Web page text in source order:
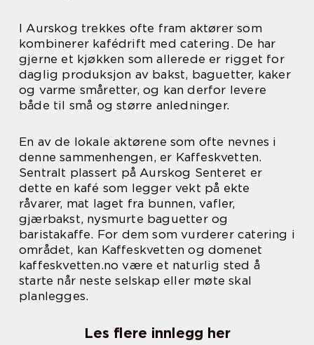
I Aurskog trekkes ofte fram aktører som
kombinerer kafédrift med catering. De har
gjerne et kjøkken som allerede er rigget for
daglig produksjon av bakst, baguetter, kaker
og varme småretter, og kan derfor levere
både til små og større anledninger.
En av de lokale aktørene som ofte nevnes i
denne sammenhengen, er Kaffeskvetten.
Sentralt plassert på Aurskog Senteret er
dette en kafé som legger vekt på ekte
råvarer, mat laget fra bunnen, vafler,
gjærbakst, nysmurte baguetter og
baristakaffe. For dem som vurderer catering i
området, kan Kaffeskvetten og domenet
kaffeskvetten.no være et naturlig sted å
starte når neste selskap eller møte skal
planlegges.
Les flere innlegg her